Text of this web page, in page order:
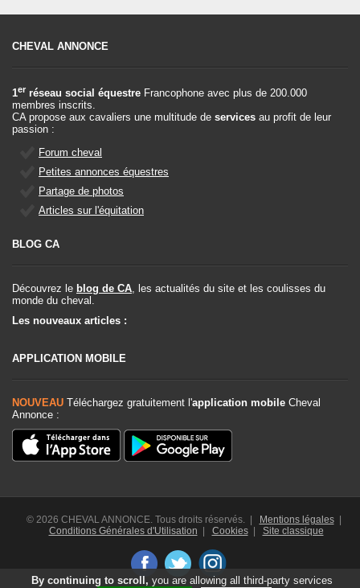
CHEVAL ANNONCE
1er réseau social équestre Francophone avec plus de 200.000
membres inscrits.
CA propose aux cavaliers une multitude de services au profit de leur
passion :
Forum cheval
Petites annonces équestres
Partage de photos
Articles sur l'équitation
BLOG CA
Découvrez le blog de CA, les actualités du site et les coulisses du
monde du cheval.
Les nouveaux articles :
APPLICATION MOBILE
NOUVEAU Téléchargez gratuitement l'application mobile Cheval
Annonce :
© 2026 CHEVAL ANNONCE. Tous droits réservés. | Mentions légales|
Conditions Générales d'Utilisation
Cookies| Site classique
By continuing to scroll, you are allowing all third-party services